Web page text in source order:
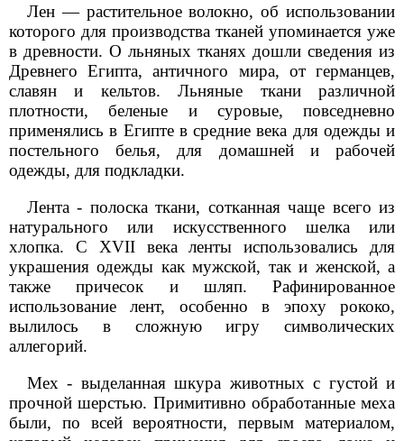
Лен — растительное волокно, об использовании
которого для производства тканей упоминается уже
в древности. О льняных тканях дошли сведения из
Древнего Египта, античного мира, от германцев,
славян и кельтов. Льняные ткани различной
плотности, беленые и суровые, повседневно
применялись в Египте в средние века для одежды и
постельного белья, для домашней и рабочей
одежды, для подкладки.
Лента - полоска ткани, сотканная чаще всего из
натурального или искусственного шелка или
хлопка. С XVII века ленты использовались для
украшения одежды как мужской, так и женской, а
также причесок и шляп. Рафинированное
использование лент, особенно в эпоху рококо,
вылилось в сложную игру символических
аллегорий.
Мех - выделанная шкура животных с густой и
прочной шерстью. Примитивно обработанные меха
были, по всей вероятности, первым материалом,